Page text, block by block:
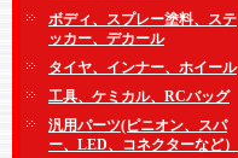
ボディ、スプレー塗料、ステ
ッカー、デカール
タイヤ、インナー、ホイール
工具、ケミカル、RCバッグ
汎用パーツ(ピニオン、スパ
ー、LED、コネクターなど）